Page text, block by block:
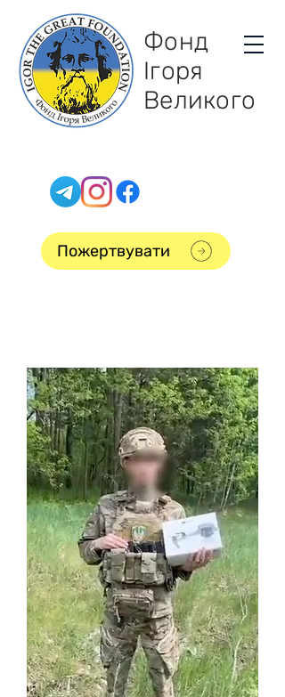
Фонд
Ігоря
Великого
Пожертвувати